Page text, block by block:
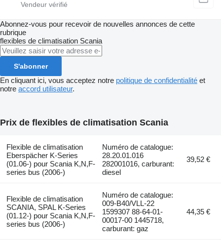
Abonnez-vous pour recevoir de nouvelles annonces de cette
rubrique
flexibles de climatisation Scania
S'abonner
En cliquant ici, vous acceptez notre politique de confidentialité et
notre accord utilisateur.
Prix de flexibles de climatisation Scania
Flexible de climatisation
Eberspächer K-Series
(01.06-) pour Scania K,N,F-
series bus (2006-)
Numéro de catalogue:
28.20.01.016
282001016, carburant:
diesel
39,52 €
Flexible de climatisation
SCANIA, SPAL K-Series
(01.12-) pour Scania K,N,F-
series bus (2006-)
Numéro de catalogue:
009-B40/VLL-22
1599307 88-64-01-
00017-00 1445718,
carburant: gaz
44,35 €